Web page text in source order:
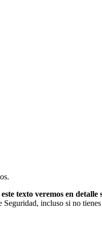
texto veremos en
incluso si no